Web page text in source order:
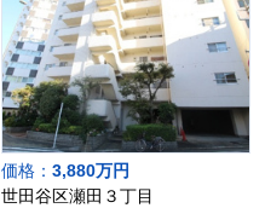
価格： 3,880万円
世田谷区瀬田３丁目